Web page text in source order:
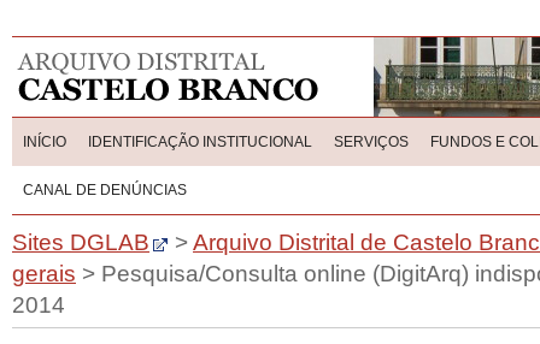
INÍCIO IDENTIFICAÇÃO INSTITUCIONAL SERVIÇOS FUNDOS E
CANAL DE DENÚNCIAS
Sites DGLAB >Arquivo Distrital de Castelo
gerais > Pesquisa/Consulta online (DigitArq)
2014